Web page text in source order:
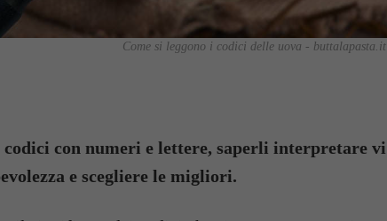
Come si leggono i codici delle uova - buttalapasta.it
codici con numeri e lettere, saperli interpretare vi
e scegliere le migliori.